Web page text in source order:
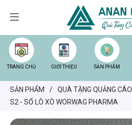
TRANG CHỦ GIỚI THIỆU SẢN PHẨM
SẢN PHẨM / QUÀ TẶNG QUẢNG CÁO
S2 - SỔ LÒ XÒ WORWAG PHARMA